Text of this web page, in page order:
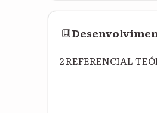
2 REFERENCIAL